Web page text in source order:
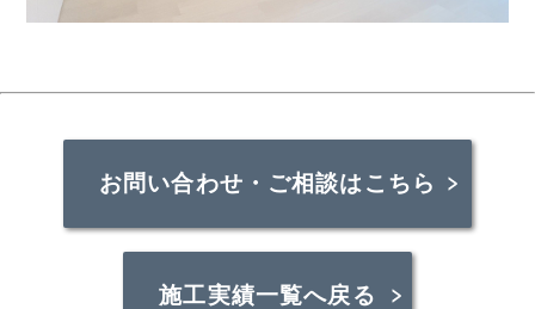
お問い合わせ・ご相談はこちら
施工実績一覧へ戻る